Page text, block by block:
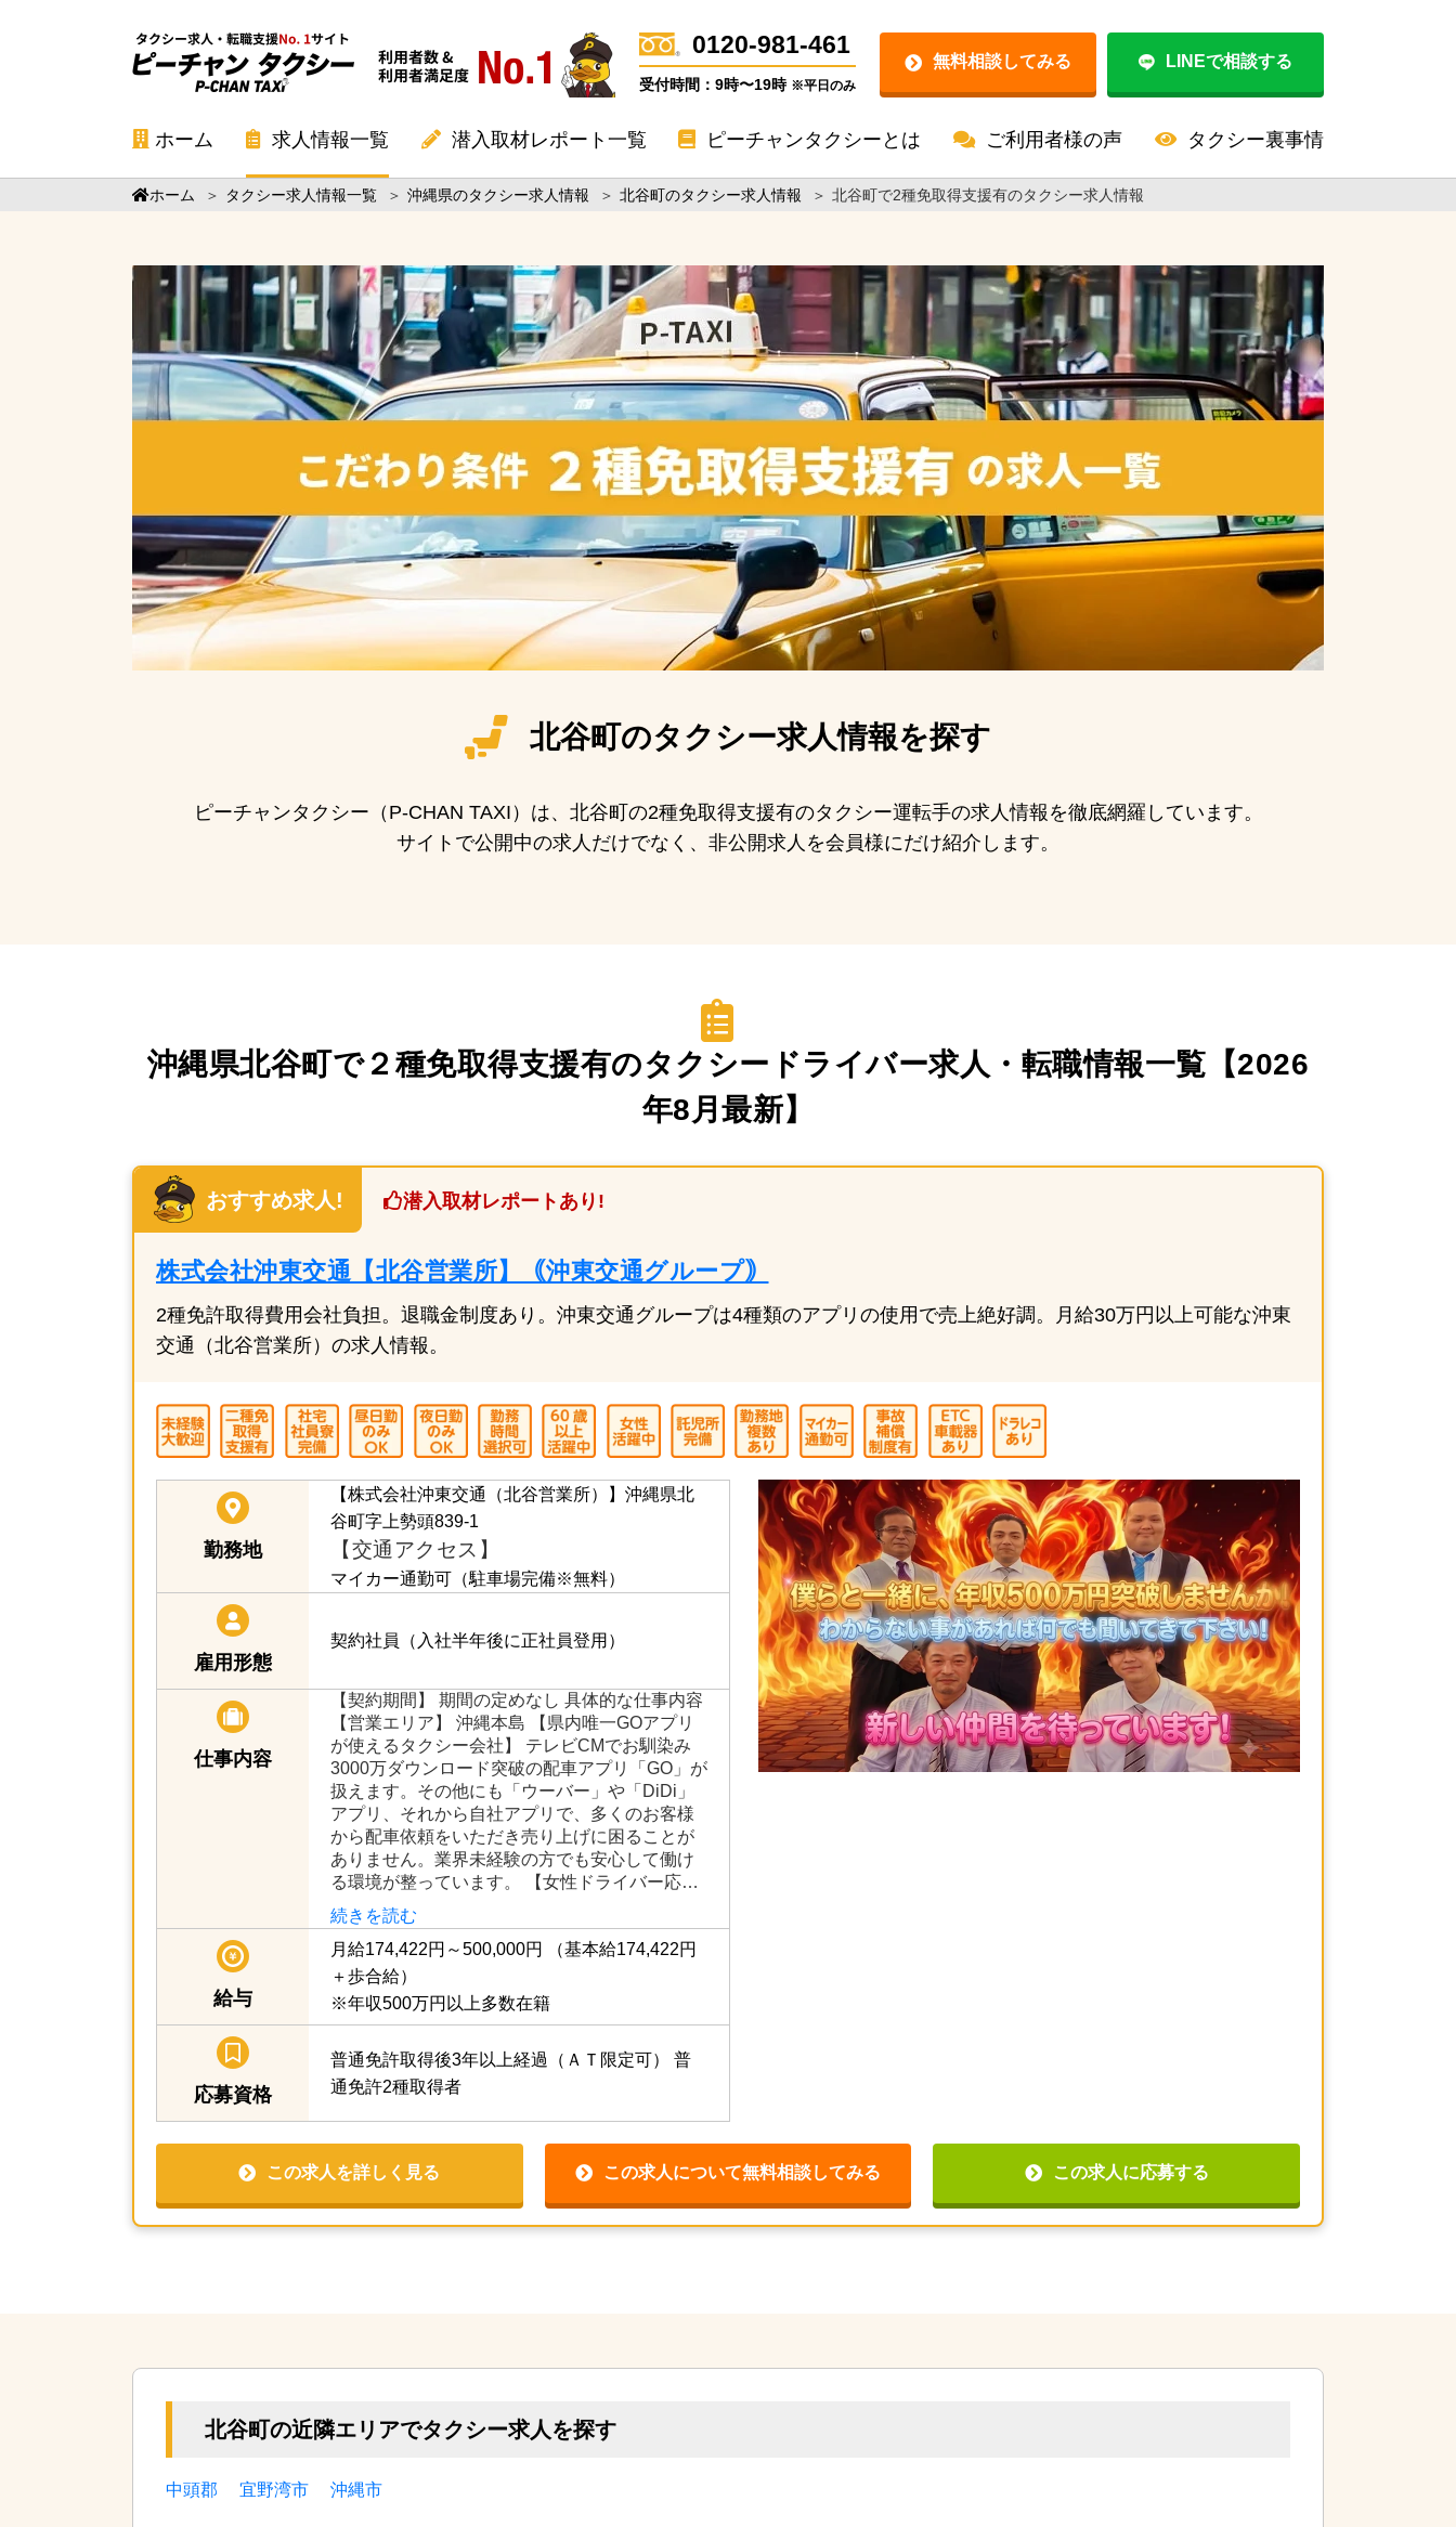
0120-981-461
受付時間：9時〜19時 ※平日のみ
無料相談してみる LINEで相談する
ホーム 求人情報一覧 潜入取材レポート一覧 ピーチャンタクシーとは ご利用者様の声 タクシー裏事情
ホーム ＞ タクシー求人情報一覧 ＞ 沖縄県のタクシー求人情報 ＞ 北谷町のタクシー求人情報 ＞ 北谷町で2種免取得支援有のタクシー求人情報
北谷町のタクシー求人情報を探す
ピーチャンタクシー（P-CHAN TAXI）は、北谷町の2種免取得支援有のタクシー運転手の求人情報を徹底網羅しています。
サイトで公開中の求人だけでなく、非公開求人を会員様にだけ紹介します。
沖縄県北谷町で２種免取得支援有のタクシードライバー求人・転職情報一覧【2026
年8月最新】
おすすめ求人! 潜入取材レポートあり!
株式会社沖東交通【北谷営業所】｟沖東交通グループ｠
2種免許取得費用会社負担。退職金制度あり。沖東交通グループは4種類のアプリの使用で売上絶好調。月給30万円以上可能な沖東
交通（北谷営業所）の求人情報。
勤務地
【株式会社沖東交通（北谷営業所）】沖縄県北
谷町字上勢頭839-1
【交通アクセス】
マイカー通勤可（駐車場完備※無料）
雇用形態
契約社員（入社半年後に正社員登用）
仕事内容
【契約期間】 期間の定めなし 具体的な仕事内容
【営業エリア】 沖縄本島 【県内唯一GOアプリ
が使えるタクシー会社】 テレビCMでお馴染み
3000万ダウンロード突破の配車アプリ「GO」が
扱えます。その他にも「ウーバー」や「DiDi」
アプリ、それから自社アプリで、多くのお客様
から配車依頼をいただき売り上げに困ることが
ありません。業界未経験の方でも安心して働け
る環境が整っています。 【女性ドライバー応…
続きを読む
給与
月給174,422円～500,000円
（基本給174,422円
＋歩合給）
※年収500万円以上多数在籍
応募資格
普通免許取得後3年以上経過（ＡＴ限定可）
普
通免許2種取得者
この求人を詳しく見る この求人について無料相談してみる この求人に応募する
北谷町の近隣エリアでタクシー求人を探す
中頭郡 宜野湾市 沖縄市